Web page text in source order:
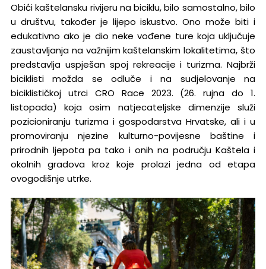
Obići kaštelansku rivijeru na biciklu, bilo samostalno, bilo
u društvu, također je lijepo iskustvo. Ono može biti i
edukativno ako je dio neke vođene ture koja uključuje
zaustavljanja na važnijim kaštelanskim lokalitetima, što
predstavlja uspješan spoj rekreacije i turizma. Najbrži
biciklisti možda se odluče i na sudjelovanje na
biciklističkoj utrci CRO Race 2023. (26. rujna do 1.
listopada) koja osim natjecateljske dimenzije služi
pozicioniranju turizma i gospodarstva Hrvatske, ali i u
promoviranju njezine kulturno-povijesne baštine i
prirodnih ljepota pa tako i onih na području Kaštela i
okolnih gradova kroz koje prolazi jedna od etapa
ovogodišnje utrke.